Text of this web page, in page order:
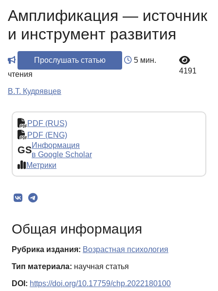
Амплификация — источник
и инструмент развития
Прослушать статью
5 мин.
чтения
4191
В.Т. Кудрявцев
PDF (RUS)
PDF (ENG)
GSИнформация
в Google Scholar
Метрики
Общая информация
Рубрика издания: Возрастная психология
Тип материала: научная статья
DOI: https://doi.org/10.17759/chp.2022180100